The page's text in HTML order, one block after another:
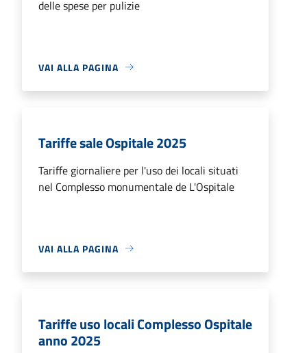
delle spese per pulizie
VAI ALLA PAGINA
Tariffe sale Ospitale 2025
Tariffe giornaliere per l'uso dei locali situati
nel Complesso monumentale de L'Ospitale
VAI ALLA PAGINA
Tariffe uso locali Complesso Ospitale
anno 2025